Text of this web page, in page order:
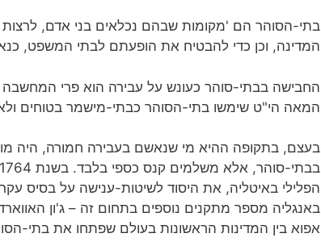
בתי-הסוהר הם 'מקומות שבהם נכלאים בני אדם, לרצות
המדינה, וכן כדי להבטיח את הופעתם לבתי המשפט,
החבישה בבתי-סוהר כעונש על עבירה הוא פרי
המאה הי"ט שימשו בתי-הסוהר כבתי-מישמר בטוחים
בעצם, בתקופה ההיא מי שנאשם בעבירה חמורה, היה
הפלילי באיטליה, את היסוד לשיטות-ענישה על בסיס
באנגליה מספר מתקנים נוספים בתחום זה – ג'ון
אפוא בין המדינות הראשונות בעולם שפתחו את בתי-